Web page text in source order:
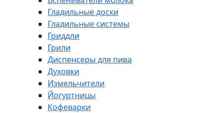
Гладильные доски
Гладильные системы
Гриддли
Грили
Диспенсеры для пива
Духовки
Измельчители
Йогуртницы
Кофеварки